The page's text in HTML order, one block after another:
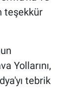
teşekkür
Yollarını,
tebrik